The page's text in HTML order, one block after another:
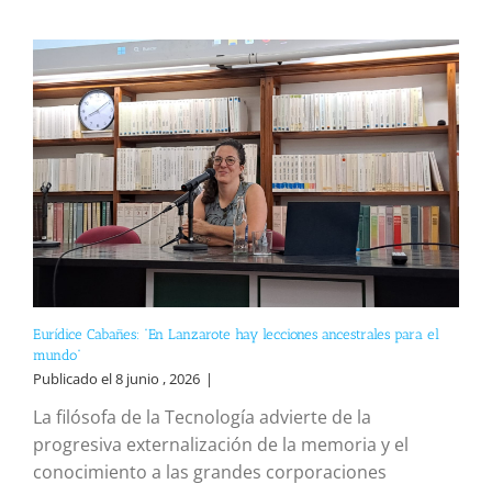
Eurídice Cabañes: “En Lanzarote hay lecciones ancestrales para el
mundo”
Publicado el 8 junio , 2026 |
La filósofa de la Tecnología advierte de la
progresiva externalización de la memoria y el
conocimiento a las grandes corporaciones